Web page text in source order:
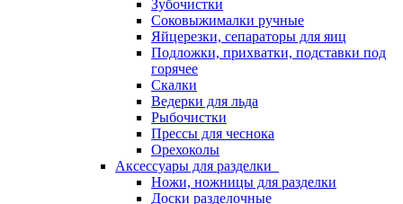
Зубочистки
Соковыжималки ручные
Яйцерезки, сепараторы для яиц
Подложки, прихватки, подставки под
горячее
Скалки
Ведерки для льда
Рыбочистки
Прессы для чеснока
Орехоколы
Аксессуары для разделки
Ножи, ножницы для разделки
Доски разделочные